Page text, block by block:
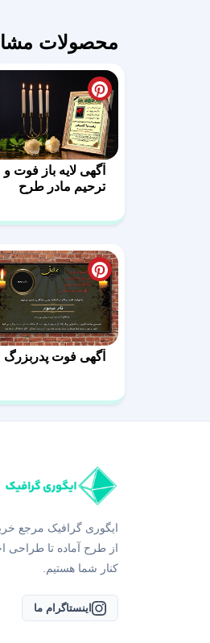
محصولات
آگهی لایه باز فوت و
ترحیم مادر طرح
آگهی فوت پدربزرگ
ایگوری گرافیک مرجع
از طرح آماده تا طراحی
کنار شما هستیم.
اینستاگرام ما